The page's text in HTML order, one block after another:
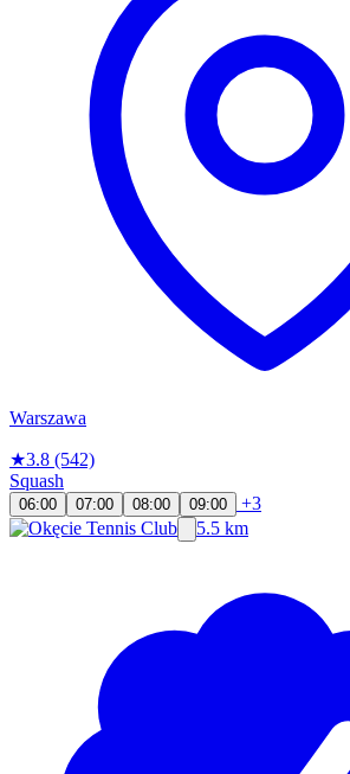
Warszawa
★3.8 (542)
Squash
06:00 07:00 08:00 09:00
+3
5.5 km